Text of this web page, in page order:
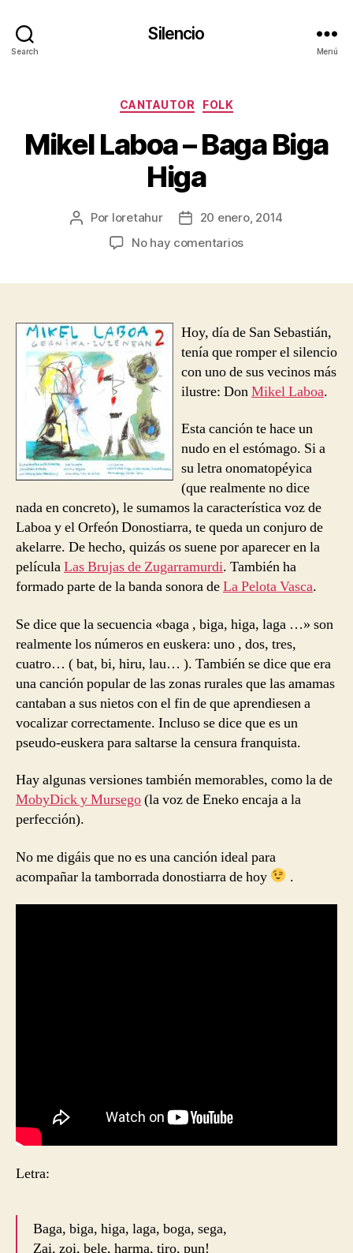
Search
Silencio
Menú
Categorías
CANTAUTOR FOLK
Mikel Laboa – Baga Biga
Higa
Autor
Por loretahur
Fecha20 enero, 2014
No hay comentariosen
Biga
Hoy, día de San Sebastián,
tenía que romper el silencio
con uno de sus vecinos más
ilustre: DonMikel Laboa.
Esta canción te hace un
nudo en el estómago. Si a
su letra onomatopéyica
(que realmente no dice
nada en concreto), le sumamos la característica voz de
Laboa y el Orfeón Donostiarra, te queda un conjuro de
akelarre. De hecho, quizás os suene por aparecer en la
películaLas Brujas de Zugarramurdi. También ha
formado parte de la banda sonora deLa Pelota Vasca.
Se dice que la secuencia «baga , biga, higa, laga …» son
realmente los números en euskera: uno , dos, tres,
cuatro… ( bat, bi, hiru, lau… ). También se dice que era
una canción popular de las zonas rurales que las amamas
cantaban a sus nietos con el fin de que aprendiesen a
vocalizar correctamente. Incluso se dice que es un
pseudo-euskera para saltarse la censura franquista.
Hay algunas versiones también memorables, como la de
MobyDick y Mursego(la voz de Eneko encaja a la
perfección).
No me digáis que no es una canción ideal para
acompañar la tamborrada donostiarra de hoy
.
Letra:
Baga, biga, higa, laga, boga, sega,
Zai, zoi, bele, harma, tiro, pun!